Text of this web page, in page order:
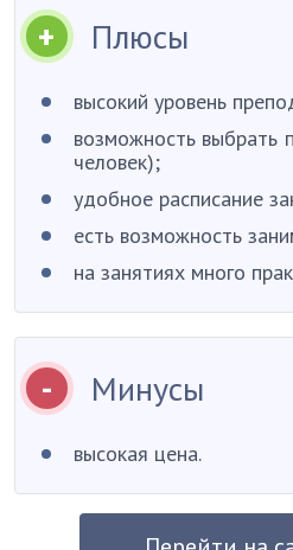
Плюсы
высокий уровень
возможность выбрать
человек);
удобное расписание
есть возможность
на занятиях много
Минусы
высокая цена.